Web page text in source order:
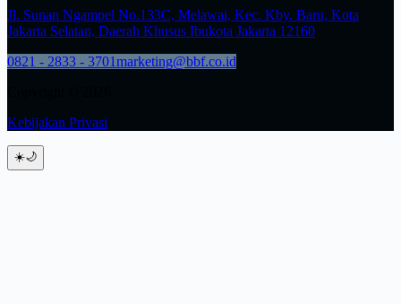
Jl. Sunan Ngampel No.133C, Melawai, Kec. Kby. Baru, Kota
Jakarta Selatan, Daerah Khusus Ibukota Jakarta 12160
0821 - 2833 - 3701marketing@bbf.co.id
Kebijakan Privasi
☀️🌙